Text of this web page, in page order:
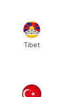
Tibet